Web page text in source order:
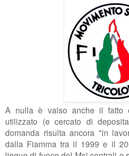
A nulla è valso anche il fatto
utilizzato (e cercato di
domanda risulta ancora "in
dalla Fiamma tra il 1999 e il